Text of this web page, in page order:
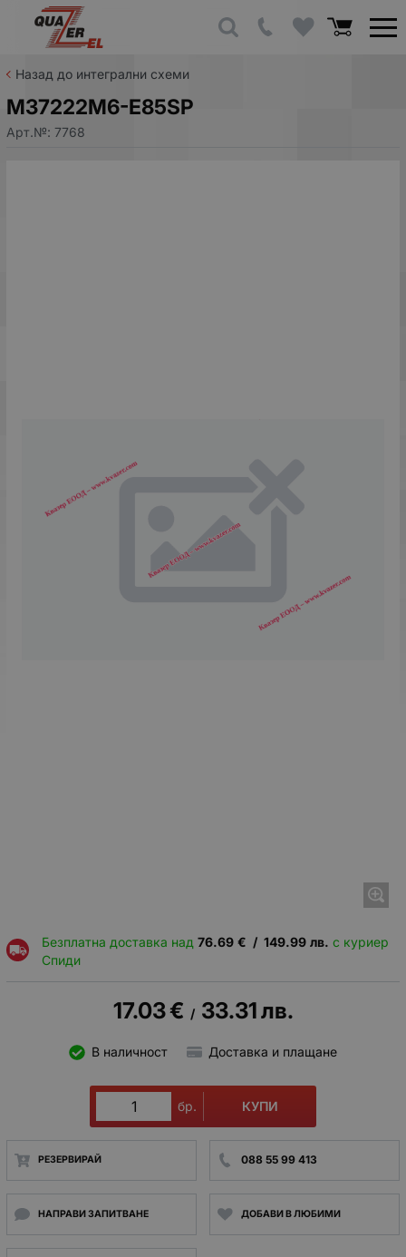
Назад до интегрални схеми
M37222M6-E85SP
Арт.№: 7768
Безплатна доставка над 76.69 € / 149.99 лв. с куриер
Спиди
17.03€ / 33.31лв.
В наличност Доставка и плащане
бр. КУПИ
РЕЗЕРВИРАЙ 088 55 99 413
НАПРАВИ ЗАПИТВАНЕ ДОБАВИ В ЛЮБИМИ